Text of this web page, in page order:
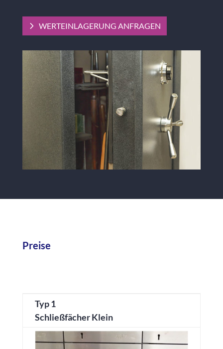
WERTEINLAGERUNG ANFRAGEN
Preise
Typ 1
Schließfächer Klein